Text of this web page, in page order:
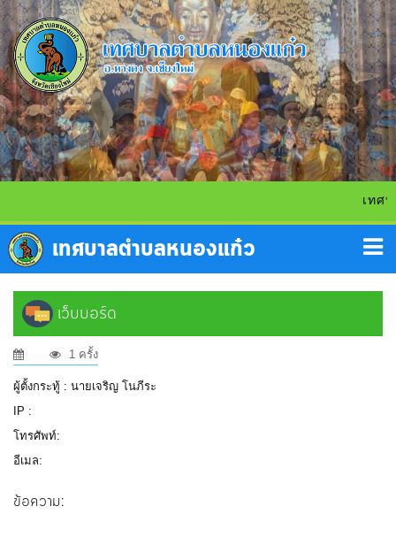
เทศบ
เว็บบอร์ด
1 ครั้ง
ผู้ตั้งกระทู้ : นายเจริญ โนภีระ
IP :
โทรศัพท์:
อีเมล:
ข้อความ: